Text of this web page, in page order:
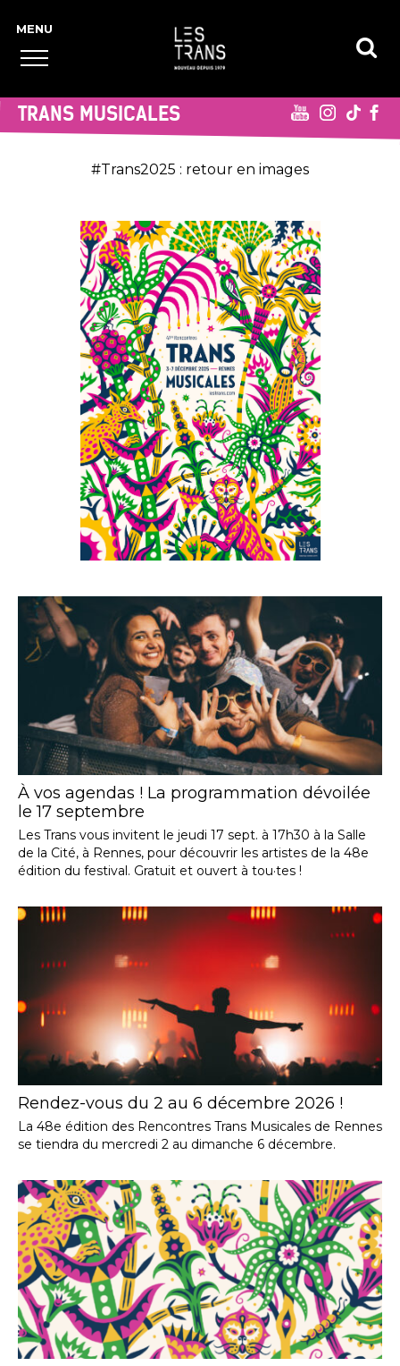
TRANS MUSICALES
#Trans2025 : retour en images
À vos agendas ! La programmation dévoilée
le 17 septembre
Les Trans vous invitent le jeudi 17 sept. à 17h30 à la Salle
de la Cité, à Rennes, pour découvrir les artistes de la 48e
édition du festival. Gratuit et ouvert à tou·tes !
Rendez-vous du 2 au 6 décembre 2026 !
La 48e édition des Rencontres Trans Musicales de Rennes
se tiendra du mercredi 2 au dimanche 6 décembre.